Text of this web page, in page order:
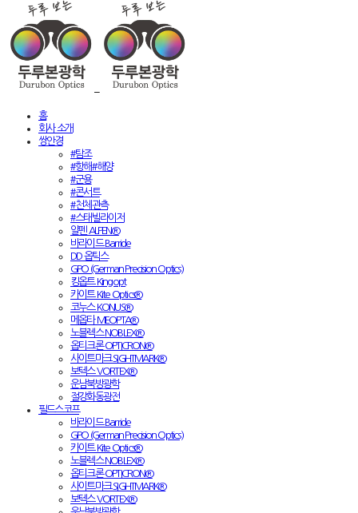
홈
회사 소개
쌍안경
#탐조
#항해#해양
#군용
#콘서트
#천체관측
#스태빌라이저
알펜 ALPEN®
바라이드 Barride
DD 옵틱스
GPO (German Precision Optics)
킹옵트 Kingopt
카이트 Kite Optics®
코누스 KONUS®
메옵타 MEOPTA®
노블렉스 NOBLEX®
옵티크론 OPTICRON®
사이트마크 SIGHTMARK®
보텍스 VORTEX®
운남북방광학
절강화동광전
필드스코프
바라이드 Barride
GPO (German Precision Optics)
카이트 Kite Optics®
노블렉스 NOBLEX®
옵티크론 OPTICRON®
사이트마크 SIGHTMARK®
보텍스 VORTEX®